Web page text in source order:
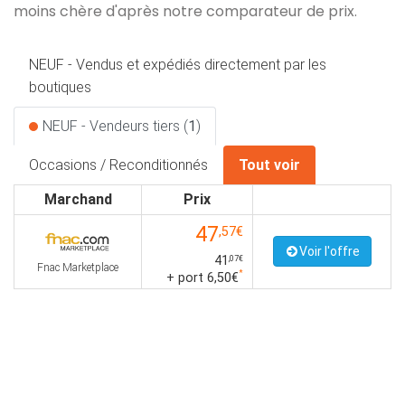
moins chère d'après notre comparateur de prix.
NEUF - Vendus et expédiés directement par les
boutiques
NEUF - Vendeurs tiers (1)
Occasions / Reconditionnés
Tout voir
Marchand
Prix
Fnac Marketplace
47,57€
41 ,07€
+ port 6,50€*
Voir l'offre